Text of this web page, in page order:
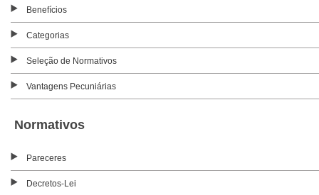
Benefícios
Categorias
Seleção de Normativos
Vantagens Pecuniárias
Normativos
Pareceres
Decretos-Lei